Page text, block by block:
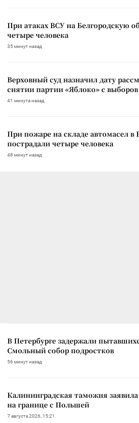
При атаках ВСУ на Белгородскую
четыре человека
35 минут назад
Верховный суд назначил дату
снятии партии «Яблоко» с выборов
41 минута назад
При пожаре на складе автомасел в
пострадали четыре человека
48 минут назад
В Петербурге задержали
Смольный собор подростков
56 минут назад
Калининградская таможня
на границе с Польшей
7 августа 2026, 15:21